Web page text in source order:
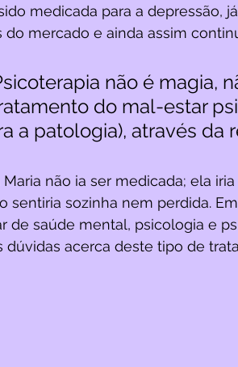
medicada para a
do mercado e ainda assim
não é magia,
do mal-estar
a patologia), através
Maria não ia ser medicada; ela
sentiria sozinha nem perdida.
de saúde mental, psicologia e
dúvidas acerca deste tipo de